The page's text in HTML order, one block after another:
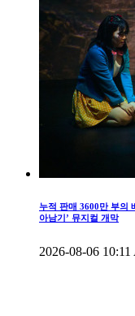
누적 판매 3600만 부의
아남기’ 뮤지컬 개막
2026-08-06